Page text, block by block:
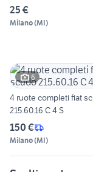
25 €
Milano(MI)
6
4 ruote completi fiat scudo
215.60.16 C 4 S
150 €
Milano(MI)